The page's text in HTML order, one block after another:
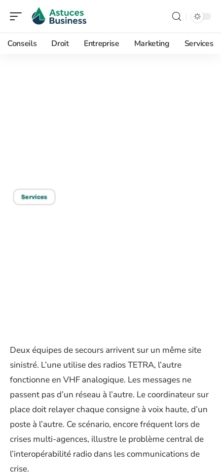
Conseils Droit Entreprise Marketing Services
Services
Deux équipes de secours arrivent sur un même site
sinistré. L’une utilise des radios TETRA, l’autre
fonctionne en VHF analogique. Les messages ne
passent pas d’un réseau à l’autre. Le coordinateur sur
place doit relayer chaque consigne à voix haute, d’un
poste à l’autre. Ce scénario, encore fréquent lors de
crises multi-agences, illustre le problème central de
l’interopérabilité radio dans les communications de
crise.